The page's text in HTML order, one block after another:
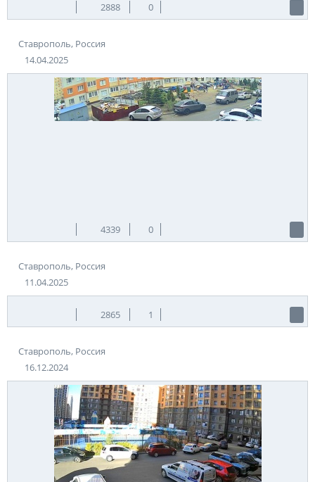
2888 0
Ставрополь, Россия
14.04.2025
4339 0
Ставрополь, Россия
11.04.2025
2865 1
Ставрополь, Россия
16.12.2024